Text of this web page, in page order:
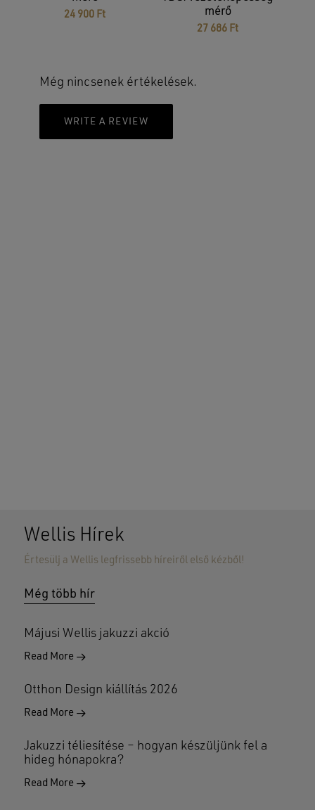
GO TO SHOP
24 900 Ft
mérő
27 686 Ft
Még nincsenek értékelések.
WRITE A REVIEW
Wellis Hírek
Értesülj a Wellis legfrissebb híreiről első kézből!
Még több hír
Májusi Wellis jakuzzi akció
Read More
Otthon Design kiállítás 2026
Read More
Jakuzzi téliesítése – hogyan készüljünk fel a
hideg hónapokra?
Read More